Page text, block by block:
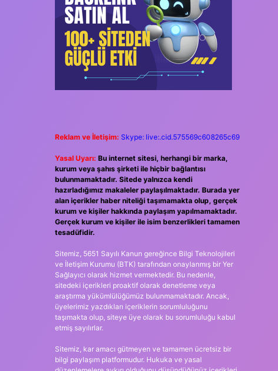
Reklam ve İletişim: Skype: live:.cid.575569c608265c69
Yasal Uyarı: Bu internet sitesi, herhangi bir marka,
kurum veya şahıs şirketi ile hiçbir bağlantısı
bulunmamaktadır. Sitede yalnızca kendi
hazırladığımız makaleler paylaşılmaktadır. Burada yer
alan içerikler haber niteliği taşımamakta olup, gerçek
kurum ve kişiler hakkında paylaşım yapılmamaktadır.
Gerçek kurum ve kişiler ile isim benzerlikleri tamamen
tesadüfidir.
Sitemiz, 5651 Sayılı Kanun gereğince Bilgi Teknolojileri
ve İletişim Kurumu (BTK) tarafından onaylanmış bir Yer
Sağlayıcı olarak hizmet vermektedir. Bu nedenle,
sitedeki içerikleri proaktif olarak denetleme veya
araştırma yükümlülüğümüz bulunmamaktadır. Ancak,
üyelerimiz yazdıkları içeriklerin sorumluluğunu
taşımakta olup, siteye üye olarak bu sorumluluğu kabul
etmiş sayılırlar.
Sitemiz, kar amacı gütmeyen ve tamamen ücretsiz bir
bilgi paylaşım platformudur. Hukuka ve yasal